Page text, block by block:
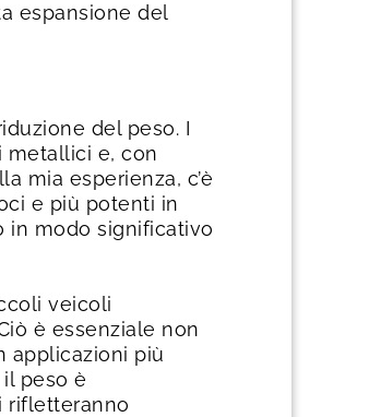
espansione del
del peso. I
metallici e, con
mia esperienza, c’è
e più potenti in
in modo significativo
veicoli
è essenziale non
applicazioni più
peso è
rifletteranno